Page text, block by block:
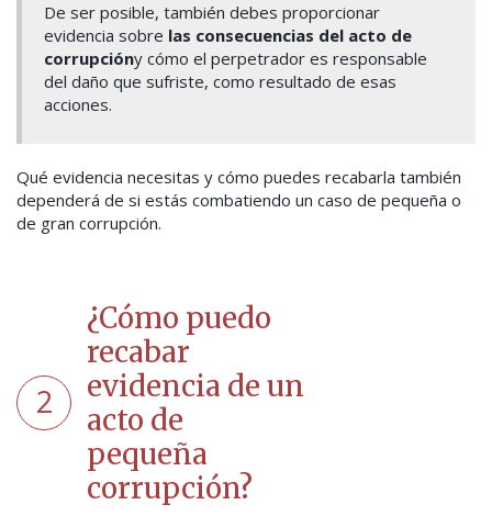
De ser posible, también debes proporcionar
evidencia sobre las consecuencias del acto de
corrupcióny cómo el perpetrador es responsable
del daño que sufriste, como resultado de esas
acciones.
Qué evidencia necesitas y cómo puedes recabarla también
dependerá de si estás combatiendo un caso de pequeña o
de gran corrupción.
2
¿Cómo puedo
recabar
evidencia de un
acto de
pequeña
corrupción?